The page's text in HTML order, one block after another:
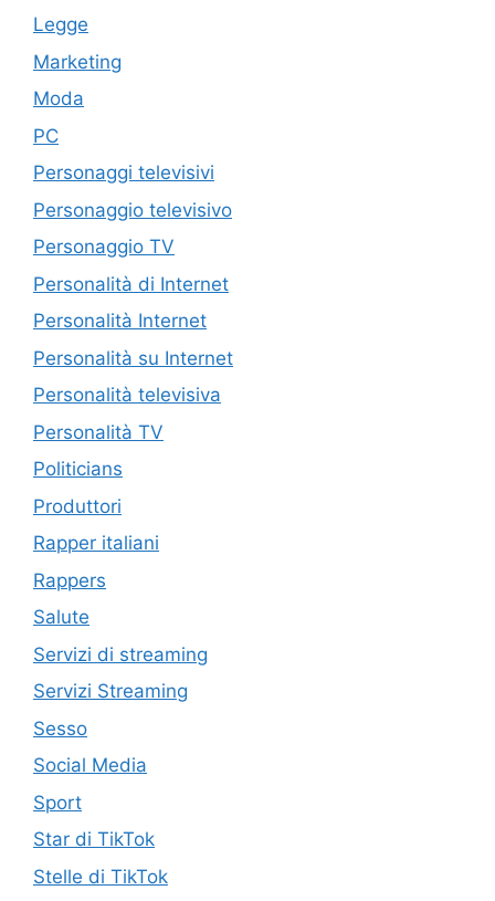
Legge
Marketing
Moda
PC
Personaggi televisivi
Personaggio televisivo
Personaggio TV
Personalità di Internet
Personalità Internet
Personalità su Internet
Personalità televisiva
Personalità TV
Politicians
Produttori
Rapper italiani
Rappers
Salute
Servizi di streaming
Servizi Streaming
Sesso
Social Media
Sport
Star di TikTok
Stelle di TikTok